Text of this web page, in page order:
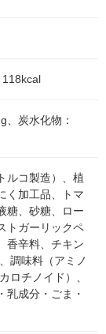
118kcal
、炭水化物：
ルコ製造）、植
く加工品、トマ
糖、砂糖、ロー
トガーリックペ
香辛料、チキン
味料（アミノ
ロチノイド）、
乳成分・ごま・